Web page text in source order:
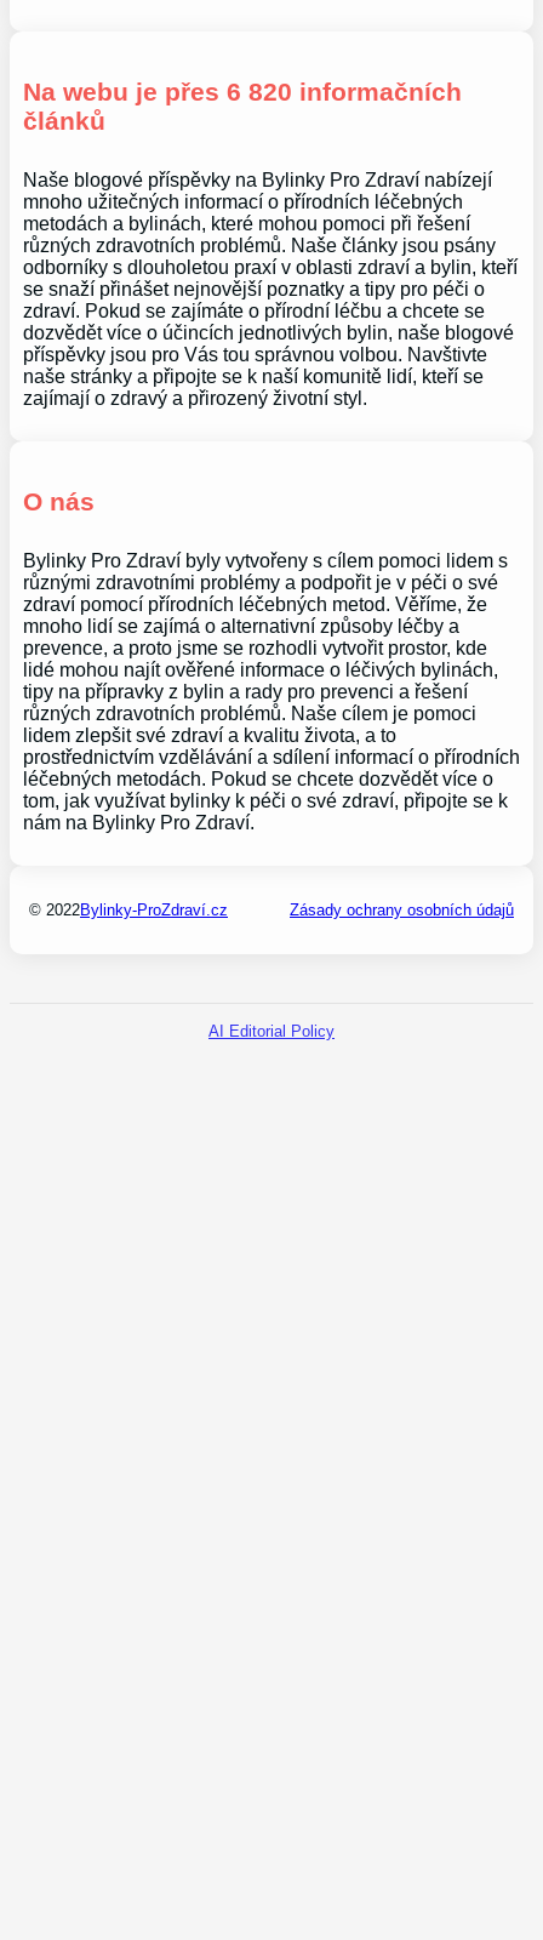
Na webu je přes 6 820 informačních
článků
Naše blogové příspěvky na Bylinky Pro Zdraví nabízejí
mnoho užitečných informací o přírodních léčebných
metodách a bylinách, které mohou pomoci při řešení
různých zdravotních problémů. Naše články jsou psány
odborníky s dlouholetou praxí v oblasti zdraví a bylin, kteří
se snaží přinášet nejnovější poznatky a tipy pro péči o
zdraví. Pokud se zajímáte o přírodní léčbu a chcete se
dozvědět více o účincích jednotlivých bylin, naše blogové
příspěvky jsou pro Vás tou správnou volbou. Navštivte
naše stránky a připojte se k naší komunitě lidí, kteří se
zajímají o zdravý a přirozený životní styl.
O nás
Bylinky Pro Zdraví byly vytvořeny s cílem pomoci lidem s
různými zdravotními problémy a podpořit je v péči o své
zdraví pomocí přírodních léčebných metod. Věříme, že
mnoho lidí se zajímá o alternativní způsoby léčby a
prevence, a proto jsme se rozhodli vytvořit prostor, kde
lidé mohou najít ověřené informace o léčivých bylinách,
tipy na přípravky z bylin a rady pro prevenci a řešení
různých zdravotních problémů. Naše cílem je pomoci
lidem zlepšit své zdraví a kvalitu života, a to
prostřednictvím vzdělávání a sdílení informací o přírodních
léčebných metodách. Pokud se chcete dozvědět více o
tom, jak využívat bylinky k péči o své zdraví, připojte se k
nám na Bylinky Pro Zdraví.
© 2022Bylinky-ProZdraví.cz Zásady ochrany osobních údajů
AI Editorial Policy